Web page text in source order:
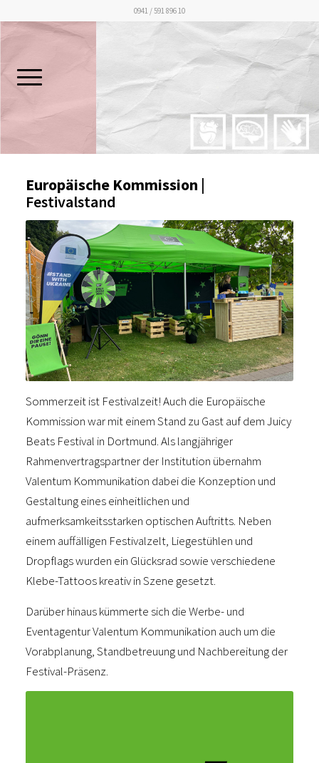
0941 / 591 896 10
Europäische Kommission |
Festivalstand
Sommerzeit ist Festivalzeit! Auch die Europäische
Kommission war mit einem Stand zu Gast auf dem Juicy
Beats Festival in Dortmund. Als langjähriger
Rahmenvertragspartner der Institution übernahm
Valentum Kommunikation dabei die Konzeption und
Gestaltung eines einheitlichen und
aufmerksamkeitsstarken optischen Auftritts. Neben
einem auffälligen Festivalzelt, Liegestühlen und
Dropflags wurden ein Glücksrad sowie verschiedene
Klebe-Tattoos kreativ in Szene gesetzt.
Darüber hinaus kümmerte sich die Werbe- und
Eventagentur Valentum Kommunikation auch um die
Vorabplanung, Standbetreuung und Nachbereitung der
Festival-Präsenz.